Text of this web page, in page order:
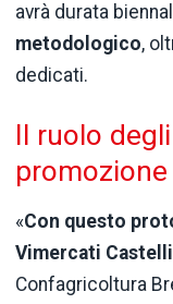
avrà durata
metodologico,
dedicati.
Il ruolo
«Con questo
Vimercati
Confagricoltura